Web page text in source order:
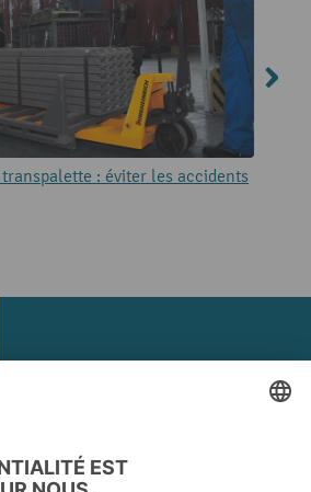
transpalette : éviter les accidents
PROFISHOP